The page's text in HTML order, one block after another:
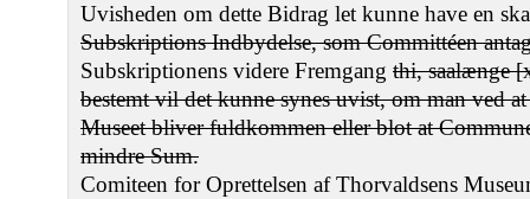
Uvisheden om dette Bidrag let kunne have en
Subskriptions Indbydelse, som Committéen
Subskriptionens videre Fremgang thi, saalænge
bestemt vil det kunne synes uvist, om man ved
Museet bliver fuldkommen eller blot at
mindre Sum.
Comiteen for Oprettelsen af Thorvaldsens